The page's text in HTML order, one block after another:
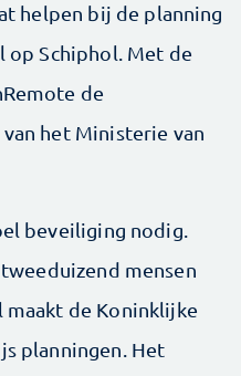
helpen bij de planning
op Schiphol. Met de
de
het Ministerie van
beveiliging nodig.
mensen
maakt de Koninklijke
planningen. Het